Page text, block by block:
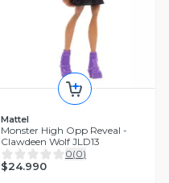
Mattel
Monster High Opp Reveal -
Clawdeen Wolf JLD13
0(0)
$24.990